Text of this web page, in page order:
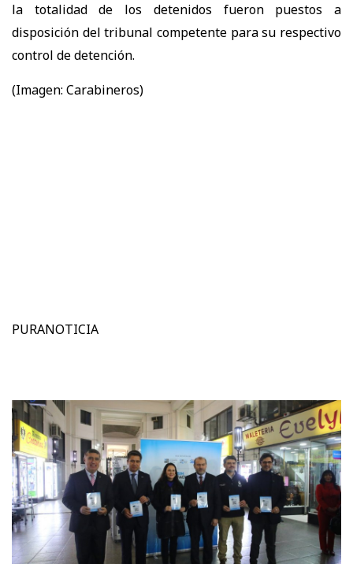
la totalidad de los detenidos fueron puestos a
disposición del tribunal competente para su respectivo
control de detención.
(Imagen: Carabineros)
PURANOTICIA